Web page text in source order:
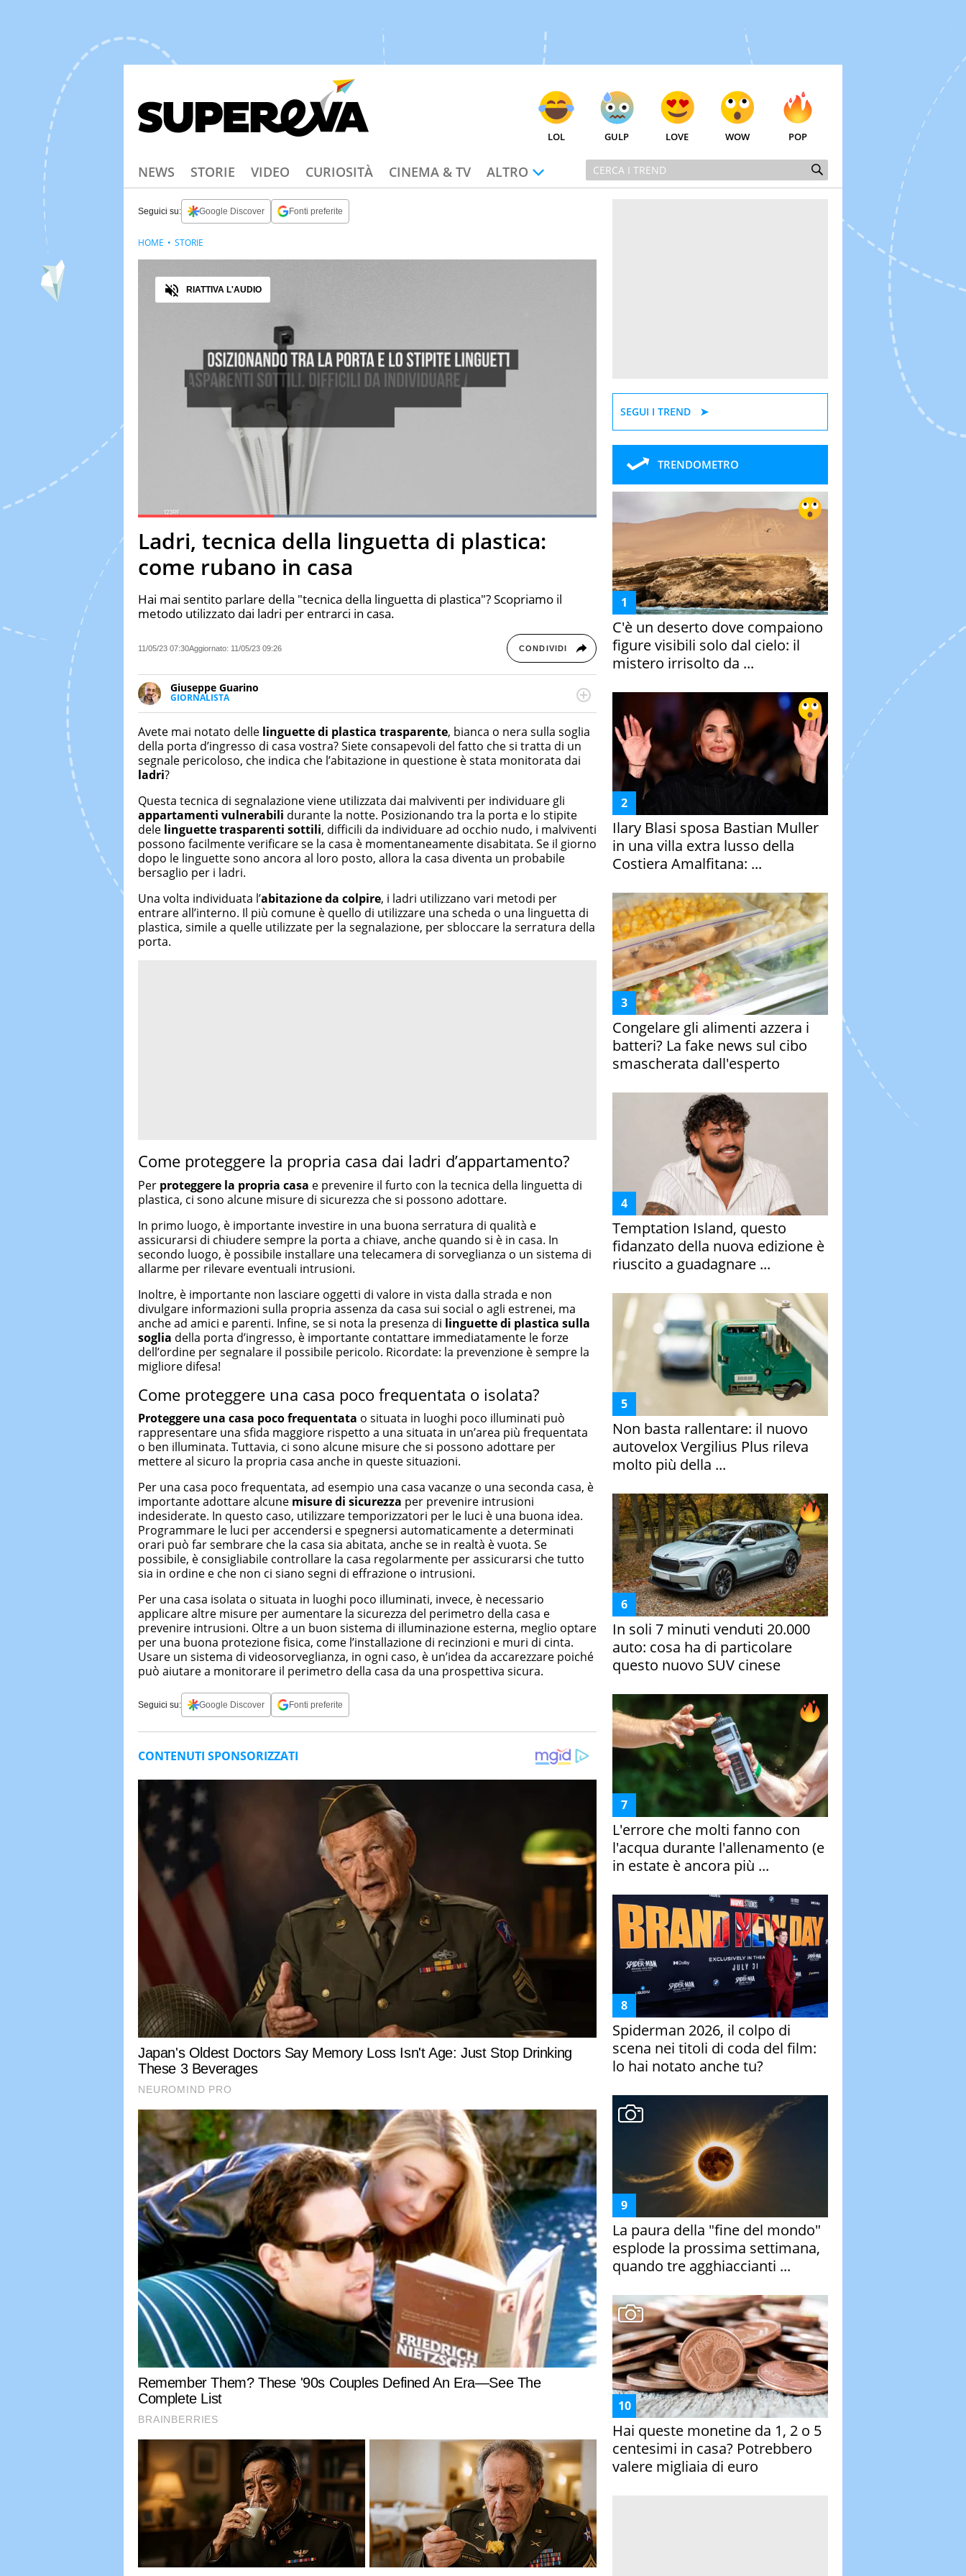
LOL GULP LOVE WOW POP
NEWS STORIE VIDEO CURIOSITÀ CINEMA & TV ALTRO
Seguici su: Google Discover Fonti preferite
PauseUnmuteCurrent TimeDuration
1:00
Loaded:100.00%
Fullscreen
Audio
RIATTIVA L'AUDIO
Ladri, tecnica della linguetta di plastica:
come rubano in casa
Hai mai sentito parlare della "tecnica della linguetta di plastica"? Scopriamo il
metodo utilizzato dai ladri per entrarci in casa.
11/05/23 07:30Aggiornato: 11/05/23 09:26 CONDIVIDI
Giuseppe Guarino
GIORNALISTA
Ph(D) in Diritto Comparato e processi di integrazione e attivo nel campo della ricerca, in
particolare sulla Storia contemporanea di America Latina e Spagna. Collabora con
numerose testate ed è presidente dell'Associazione Culturale "La Biblioteca del Sannio".
HOME STORIE
Avete mai notato delle linguette di plastica trasparente, bianca o nera sulla soglia
della porta d’ingresso di casa vostra? Siete consapevoli del fatto che si tratta di un
segnale pericoloso, che indica che l’abitazione in questione è stata monitorata dai
ladri?
Questa tecnica di segnalazione viene utilizzata dai malviventi per individuare gli
appartamenti vulnerabili durante la notte. Posizionando tra la porta e lo stipite
dele linguette trasparenti sottili, difficili da individuare ad occhio nudo, i malviventi
possono facilmente verificare se la casa è momentaneamente disabitata. Se il giorno
dopo le linguette sono ancora al loro posto, allora la casa diventa un probabile
bersaglio per i ladri.
Una volta individuata l’abitazione da colpire, i ladri utilizzano vari metodi per
entrare all’interno. Il più comune è quello di utilizzare una scheda o una linguetta di
plastica, simile a quelle utilizzate per la segnalazione, per sbloccare la serratura della
porta.
Come proteggere la propria casa dai ladri d’appartamento?
Per proteggere la propria casa e prevenire il furto con la tecnica della linguetta di
plastica, ci sono alcune misure di sicurezza che si possono adottare.
In primo luogo, è importante investire in una buona serratura di qualità e
assicurarsi di chiudere sempre la porta a chiave, anche quando si è in casa. In
secondo luogo, è possibile installare una telecamera di sorveglianza o un sistema di
allarme per rilevare eventuali intrusioni.
Inoltre, è importante non lasciare oggetti di valore in vista dalla strada e non
divulgare informazioni sulla propria assenza da casa sui social o agli estrenei, ma
anche ad amici e parenti. Infine, se si nota la presenza di linguette di plastica sulla
soglia della porta d’ingresso, è importante contattare immediatamente le forze
dell’ordine per segnalare il possibile pericolo. Ricordate: la prevenzione è sempre la
migliore difesa!
Come proteggere una casa poco frequentata o isolata?
Proteggere una casa poco frequentata o situata in luoghi poco illuminati può
rappresentare una sfida maggiore rispetto a una situata in un’area più frequentata
o ben illuminata. Tuttavia, ci sono alcune misure che si possono adottare per
mettere al sicuro la propria casa anche in queste situazioni.
Per una casa poco frequentata, ad esempio una casa vacanze o una seconda casa, è
importante adottare alcune misure di sicurezza per prevenire intrusioni
indesiderate. In questo caso, utilizzare temporizzatori per le luci è una buona idea.
Programmare le luci per accendersi e spegnersi automaticamente a determinati
orari può far sembrare che la casa sia abitata, anche se in realtà è vuota. Se
possibile, è consigliabile controllare la casa regolarmente per assicurarsi che tutto
sia in ordine e che non ci siano segni di effrazione o intrusioni.
Per una casa isolata o situata in luoghi poco illuminati, invece, è necessario
applicare altre misure per aumentare la sicurezza del perimetro della casa e
prevenire intrusioni. Oltre a un buon sistema di illuminazione esterna, meglio optare
per una buona protezione fisica, come l’installazione di recinzioni e muri di cinta.
Usare un sistema di videosorveglianza, in ogni caso, è un’idea da accarezzare poiché
può aiutare a monitorare il perimetro della casa da una prospettiva sicura.
Seguici su: Google Discover Fonti preferite
SEGUI I TREND
TRENDOMETRO
C'è un deserto dove compaiono
figure visibili solo dal cielo: il
mistero irrisolto da ...
Ilary Blasi sposa Bastian Muller
in una villa extra lusso della
Costiera Amalfitana: ...
Congelare gli alimenti azzera i
batteri? La fake news sul cibo
smascherata dall'esperto
Temptation Island, questo
fidanzato della nuova edizione è
riuscito a guadagnare ...
Non basta rallentare: il nuovo
autovelox Vergilius Plus rileva
molto più della ...
In soli 7 minuti venduti 20.000
auto: cosa ha di particolare
questo nuovo SUV cinese
L'errore che molti fanno con
l'acqua durante l'allenamento (e
in estate è ancora più ...
Spiderman 2026, il colpo di
scena nei titoli di coda del film:
lo hai notato anche tu?
La paura della "fine del mondo"
esplode la prossima settimana,
quando tre agghiaccianti ...
Hai queste monetine da 1, 2 o 5
centesimi in casa? Potrebbero
valere migliaia di euro